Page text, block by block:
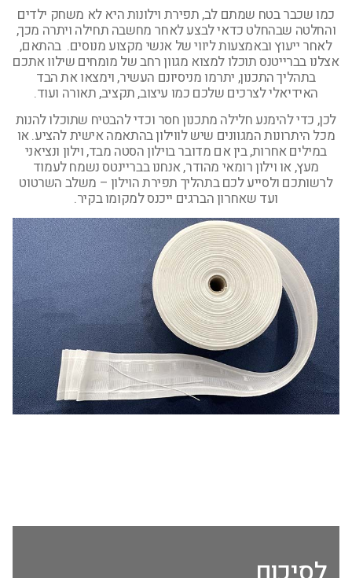
כמו שכבר בטח שמתם לב, תפירת וילונות היא לא משחק ילדים
והחלטה שבהחלט כדאי לבצע לאחר מחשבה תחילה ויתרה מכך,
לאחר ייעוץ ובאמצעות ליווי של אנשי מקצוע מנוסים. בהתאם,
אצלנו בברייטנס תוכלו למצוא מגוון רחב של מומחים שילוו אתכם
בתהליך התכנון, יתרמו מניסיונם העשיר, וימצאו את הבד
האידיאלי לצרכים שלכם כמו עיצוב, תקציב, תאורה ועוד.
לכן, כדי להימנע חלילה מתכנון חסר וכדי להבטיח שתוכלו להנות
מכל היתרונות המגוונים שיש לווילון בהתאמה אישית להציע. או
במילים אחרות, בין אם מדובר בוילון הסטה מבד, וילון ונציאני
מעץ, או וילון רומאי מהודר, אנחנו בבריינטס נשמח לעמוד
לרשותכם ולסייע לכם בתהליך תפירת הוילון – משלב השרטוט
ועד שאחרון הברגים ייכנס למקומו בקיר.